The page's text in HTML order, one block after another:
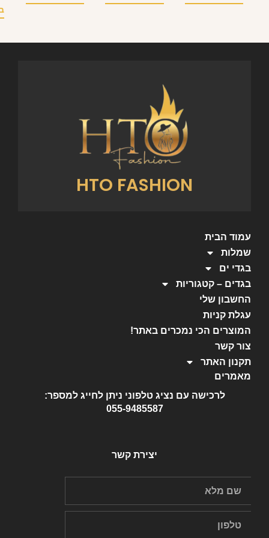
HTO FASHION
עמוד הבית
שמלות
בגדי ים
בגדים – קטגוריות
החשבון שלי
עגלת קניות
המוצרים הכי נמכרים באתר!
צור קשר
תקנון האתר
מאמרים
לרכישה עם נציג טלפוני ניתן לחייג למספר:
055-9485587
יצירת קשר